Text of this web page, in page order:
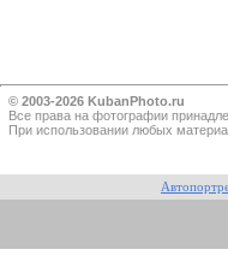
© 2003-2026 KubanPhoto.ru
Все прaва на фотографии
При использовании любых